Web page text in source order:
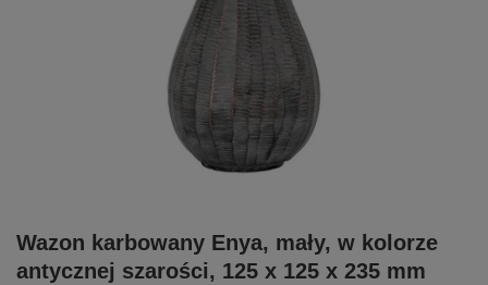
Wazon karbowany Enya, mały, w kolorze
antycznej szarości, 125 x 125 x 235 mm